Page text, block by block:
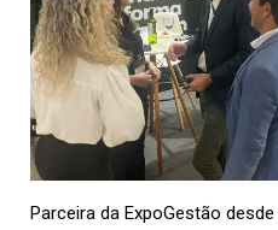
Parceira da ExpoGestão